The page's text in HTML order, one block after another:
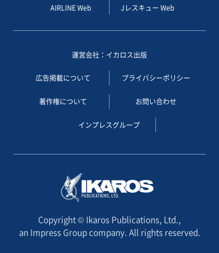
AIRLINE Web Jレスキュー Web
運営会社：イカロス出版
広告掲載について プライバシーポリシー
著作権について お問い合わせ
インプレスグループ
Copyright © Ikaros Publications, Ltd.,
an Impress Group company. All rights reserved.